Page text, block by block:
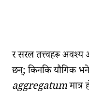
रसरल तत्त्वहरूअवश्य
छन्; किनकि यौगिक
aggregatumमात्र